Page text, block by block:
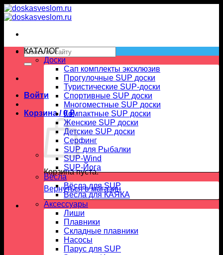
Skip
to
Искать:
Войти
Корзина /0₽
Корзина пуста.
Вернуться в магазин
КАТАЛОГ
Доски
Сап комплекты эксклюзив
Прогулочные SUP доски
Туристические SUP-доски
Спортивные SUP доски
Многоместные SUP доски
Компактные SUP доски
Женские SUP доски
Детские SUP доски
Серфинг
SUP для Рыбалки
SUP-Wind
SUP-Йога
Вёсла
Вёсла для SUP
Весла для КАЯКА
Аксессуары
Лиши
Плавники
Складные плавники
Насосы
Парус для SUP